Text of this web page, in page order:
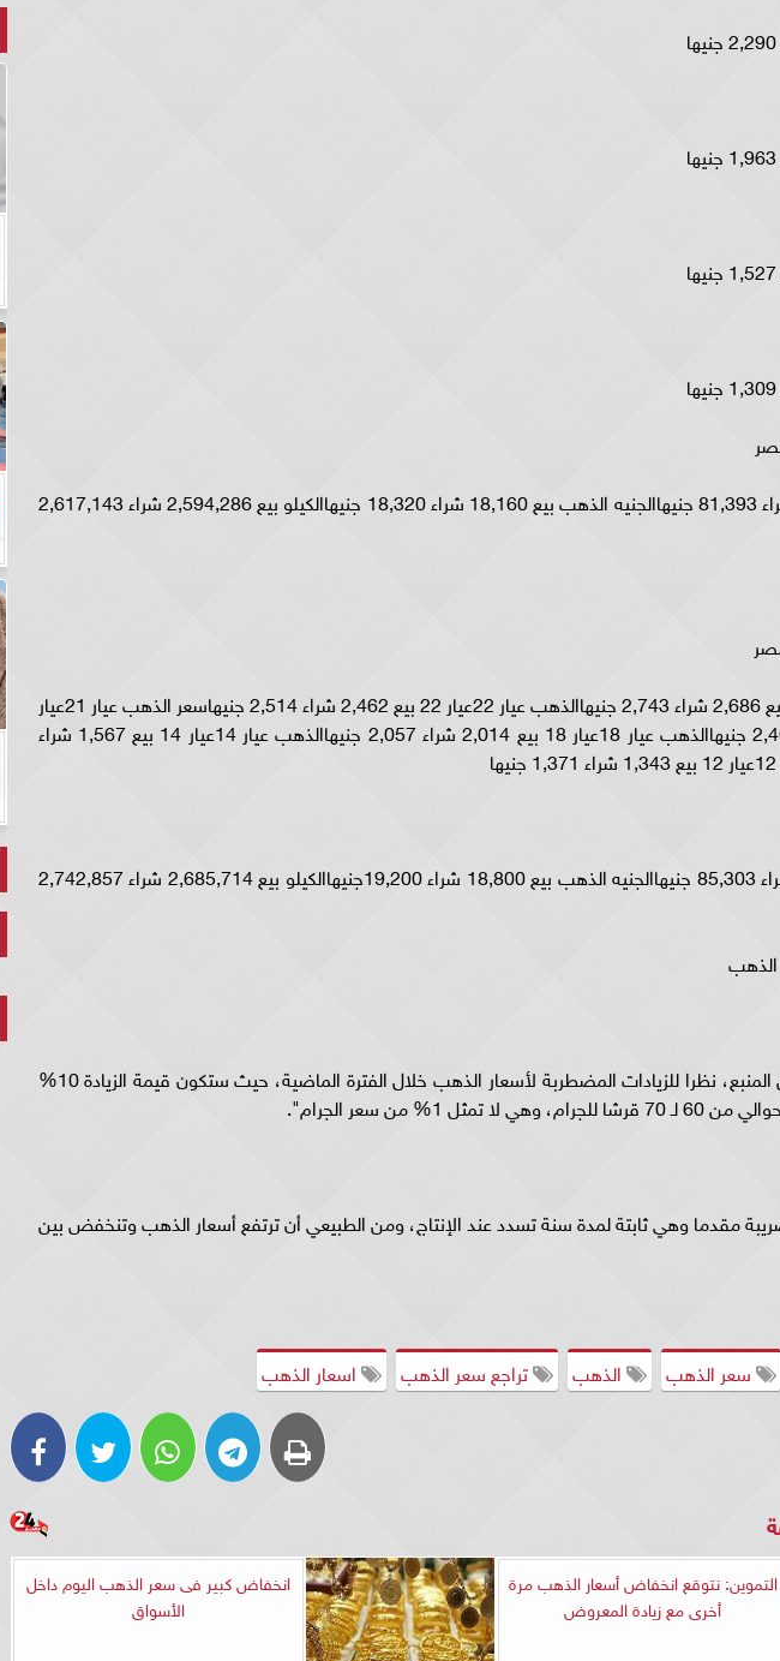
الاونصة بيع 80,682 شراء 81,393 جنيهاالجنيه الذهب بيع 18,160 شراء 18,320 جنيهاالكيلو بيع 2,594,286 شراء 2,617,143
الذهب عيار 24عيار 24 بيع 2,686 شراء 2,743 جنيهاالذهب عيار 22عيار 22 بيع 2,462 شراء 2,514 جنيهاسعر الذهب عيار 21عيار
21 بيع 2,350 شراء 2,400 جنيهاالذهب عيار 18عيار 18 بيع 2,014 شراء 2,057 جنيهاالذهب عيار 14عيار 14 بيع 1,567 شراء
الاونصة بيع 83,526 شراء 85,303 جنيهاالجنيه الذهب بيع 18,800 شراء 19,200جنيهاالكيلو بيع 2,685,714 شراء 2,742,857
يتم تحصيل الضريبة من المنبع، نظرا للزيادات المضطربة لأسعار الذهب خلال الفترة الماضية، حيث ستكون قيمة الزيادة 10%
1% من سعر الجرام".
مقدما وهي ثابتة لمدة سنة تسدد عند الإنتاج، ومن الطبيعي أن ترتفع أسعار الذهب وتنخفض بين
سعر الذهب الذهب تراجع سعر الذهب اسعار الذهب
التموين: نتوقع انخفاض أسعار الذهب مرة
أخرى مع زيادة المعروض
انخفاض كبير فى سعر الذهب اليوم داخل
الأسواق